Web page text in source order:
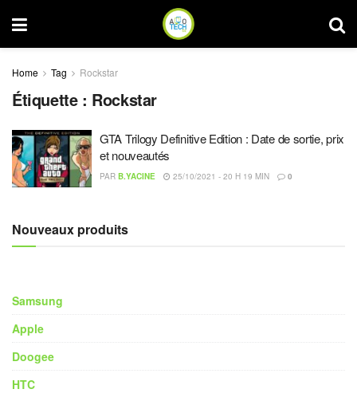
Home Tag Rockstar
Étiquette : Rockstar
GTA Trilogy Definitive Edition : Date de sortie, prix
et nouveautés
PAR B.YACINE 25/10/2021 - 20 H 19 MIN 0
Nouveaux produits
Samsung
Apple
Doogee
HTC